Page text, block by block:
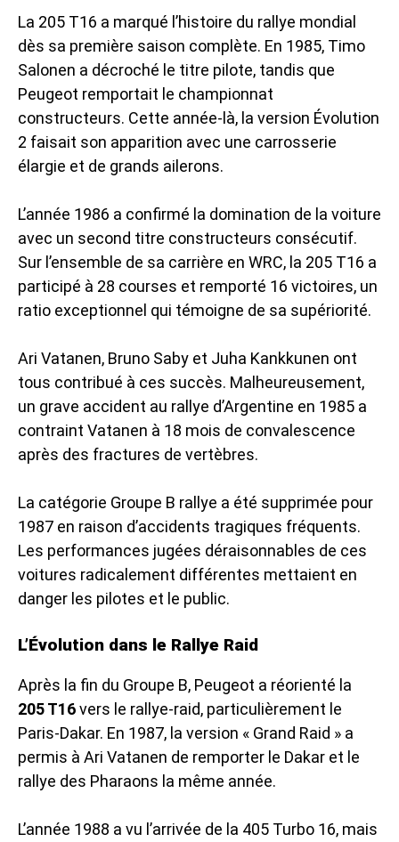
La 205 T16 a marqué l’histoire du rallye mondial
dès sa première saison complète. En 1985, Timo
Salonen a décroché le titre pilote, tandis que
Peugeot remportait le championnat
constructeurs. Cette année-là, la version Évolution
2 faisait son apparition avec une carrosserie
élargie et de grands ailerons.
L’année 1986 a confirmé la domination de la voiture
avec un second titre constructeurs consécutif.
Sur l’ensemble de sa carrière en WRC, la 205 T16 a
participé à 28 courses et remporté 16 victoires, un
ratio exceptionnel qui témoigne de sa supériorité.
Ari Vatanen, Bruno Saby et Juha Kankkunen ont
tous contribué à ces succès. Malheureusement,
un grave accident au rallye d’Argentine en 1985 a
contraint Vatanen à 18 mois de convalescence
après des fractures de vertèbres.
La catégorie Groupe B rallye a été supprimée pour
1987 en raison d’accidents tragiques fréquents.
Les performances jugées déraisonnables de ces
voitures radicalement différentes mettaient en
danger les pilotes et le public.
L’Évolution dans le Rallye Raid
Après la fin du Groupe B, Peugeot a réorienté la
205 T16vers le rallye-raid, particulièrement le
Paris-Dakar. En 1987, la version « Grand Raid » a
permis à Ari Vatanen de remporter le Dakar et le
rallye des Pharaons la même année.
L’année 1988 a vu l’arrivée de la 405 Turbo 16, mais